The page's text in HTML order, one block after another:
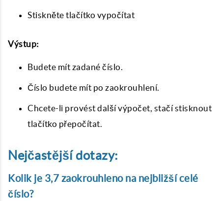
Stiskněte tlačítko vypočítat
Výstup:
Budete mít zadané číslo.
Číslo budete mít po zaokrouhlení.
Chcete-li provést další výpočet, stačí stisknout
tlačítko přepočítat.
Nejčastější dotazy:
Kolik je 3,7 zaokrouhleno na nejbližší celé
číslo?